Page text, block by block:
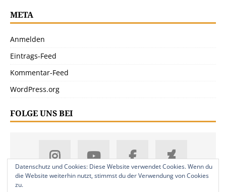
META
Anmelden
Eintrags-Feed
Kommentar-Feed
WordPress.org
FOLGE UNS BEI
Datenschutz und Cookies: Diese Website verwendet Cookies. Wenn du
die Website weiterhin nutzt, stimmst du der Verwendung von Cookies
zu.